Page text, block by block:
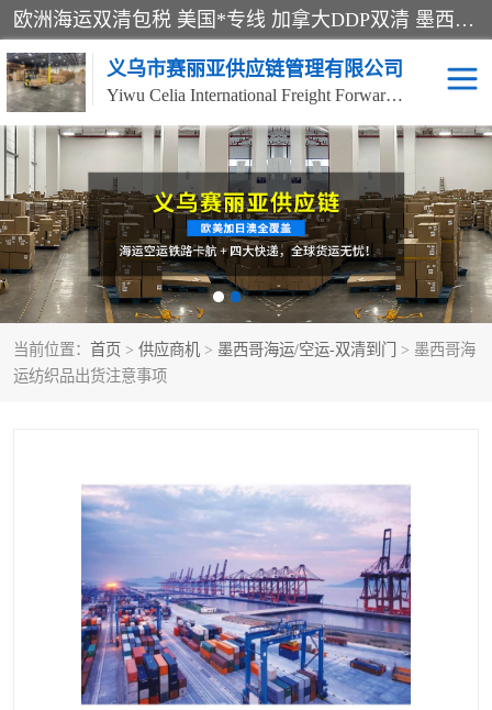
欧洲海运双清包税 美国*专线 加拿大DDP双清 墨西哥跨境空运 澳大利亚专线物流 跨境电商物流服务 国际快递到门服务 海运*渠道 一站式跨境物流解决方案 TikTok/SHEIN专线 电商平台FBA头程运输 国际铁路运输欧洲 UPS/DDHL/联邦快递跨境 美国双清到门物流 跨境*运输
义乌市赛丽亚供应链管理有限公司
Yiwu Celia International Freight Forwarding Co., Ltd
当前位置： 首页 > 供应商机 > 墨西哥海运/空运-双清到门
> 墨西哥海
运纺织品出货注意事项
美森快船 欧洲卡航
加拿大海运/空运-双清到
门
澳大利亚海运/空运-双清
到门
墨西哥海运/空运-双清到
门